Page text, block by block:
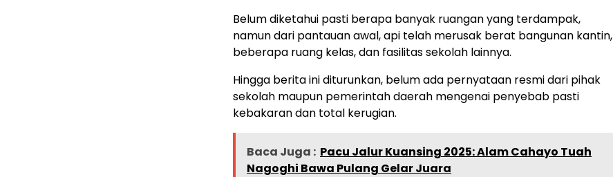
Belum diketahui pasti berapa banyak ruangan yang terdampak,
namun dari pantauan awal, api telah merusak berat bangunan kantin,
beberapa ruang kelas, dan fasilitas sekolah lainnya.
Hingga berita ini diturunkan, belum ada pernyataan resmi dari pihak
sekolah maupun pemerintah daerah mengenai penyebab pasti
kebakaran dan total kerugian.
Baca Juga : Pacu Jalur Kuansing 2025: Alam Cahayo Tuah
Nagoghi Bawa Pulang Gelar Juara